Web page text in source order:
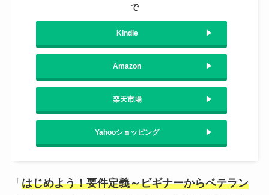
で
Kindle
Amazon
楽天市場
Yahooショッピング
「 はじめよう！要件定義～ビギナーからベテラン